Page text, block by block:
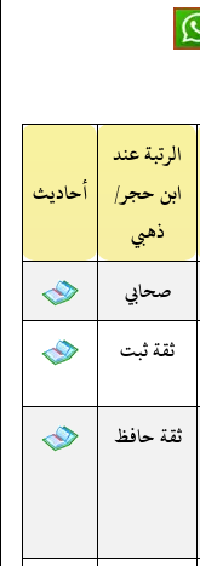
الرتبة عند
ابن حجر/
ذهبي
أحاديث
صحابي
ثقة ثبت
ثقة حافظ